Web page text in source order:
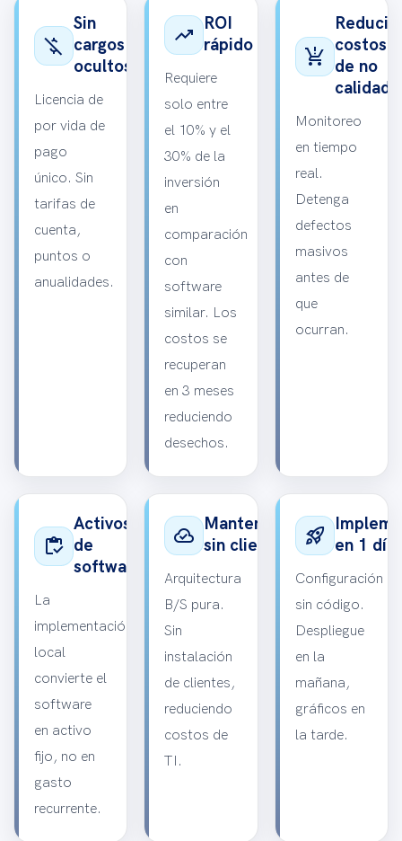
money_off
Sin
cargos
ocultos
Licencia de
por vida de
pago
único. Sin
tarifas de
cuenta,
puntos o
anualidades.
trending_up
ROI
rápido
Requiere
solo entre
el 10% y el
30% de la
inversión
en
comparación
con
software
similar. Los
costos se
recuperan
en 3 meses
reduciendo
desechos.
production_quantity_limits
Reducir
costos
de no
calidad
Monitoreo
en tiempo
real.
Detenga
defectos
masivos
antes de
que
ocurran.
inventory
Activos
de
software
La
implementación
local
convierte el
software
en activo
fijo, no en
gasto
recurrente.
cloud_done Mantenimiento
sin cliente
Arquitectura
B/S pura.
Sin
instalación
de clientes,
reduciendo
costos de
TI.
rocket_launch en 1 día
Configuración
sin código.
Despliegue
en la
mañana,
gráficos en
la tarde.